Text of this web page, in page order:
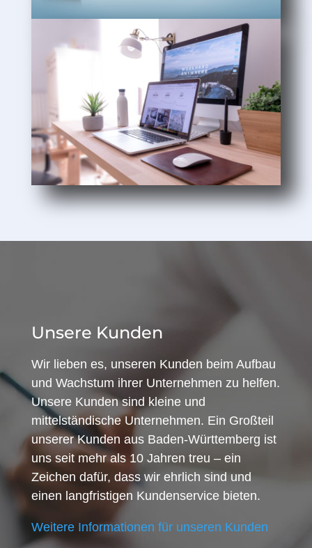
Unsere Kunden
Wir lieben es, unseren Kunden beim Aufbau
und Wachstum ihrer Unternehmen zu helfen.
Unsere Kunden sind kleine und
mittelständische Unternehmen. Ein Großteil
unserer Kunden aus Baden-Württemberg ist
uns seit mehr als 10 Jahren treu – ein
Zeichen dafür, dass wir ehrlich sind und
einen langfristigen Kundenservice bieten.
Weitere Informationen für unseren Kunden